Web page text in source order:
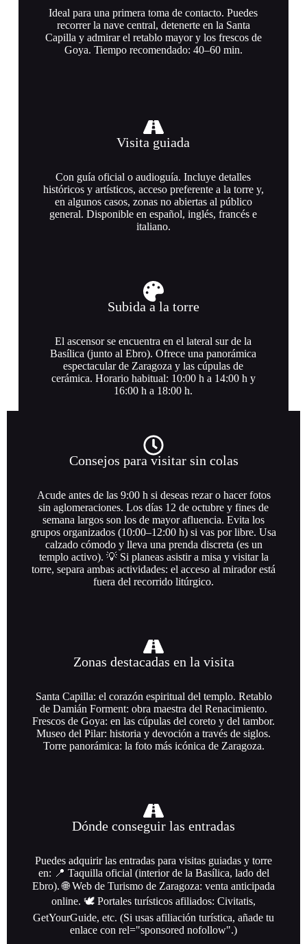
recorridos
recomendados
Ideal para una primera toma de contacto. Puedes
recorrer la nave central, detenerte en la Santa
Capilla y admirar el retablo mayor y los frescos de
Goya. Tiempo recomendado: 40–60 min.
Visita guiada
Con guía oficial o audioguía. Incluye detalles
históricos y artísticos, acceso preferente a la torre y,
en algunos casos, zonas no abiertas al público
general. Disponible en español, inglés, francés e
italiano.
Subida a la torre
El ascensor se encuentra en el lateral sur de la
Basílica (junto al Ebro). Ofrece una panorámica
espectacular de Zaragoza y las cúpulas de
cerámica. Horario habitual: 10:00 h a 14:00 h y
16:00 h a 18:00 h.
Más información
Consejos para visitar sin colas
Acude antes de las 9:00 h si deseas rezar o hacer fotos
sin aglomeraciones. Los días 12 de octubre y fines de
semana largos son los de mayor afluencia. Evita los
grupos organizados (10:00–12:00 h) si vas por libre. Usa
calzado cómodo y lleva una prenda discreta (es un
templo activo). 💡 Si planeas asistir a misa y visitar la
torre, separa ambas actividades: el acceso al mirador está
fuera del recorrido litúrgico.
Zonas destacadas en la visita
Santa Capilla: el corazón espiritual del templo. Retablo
de Damián Forment: obra maestra del Renacimiento.
Frescos de Goya: en las cúpulas del coreto y del tambor.
Museo del Pilar: historia y devoción a través de siglos.
Torre panorámica: la foto más icónica de Zaragoza.
Dónde conseguir las entradas
Puedes adquirir las entradas para visitas guiadas y torre
en: 📍 Taquilla oficial (interior de la Basílica, lado del
Ebro). 🌐 Web de Turismo de Zaragoza: venta anticipada
online. 🕊️ Portales turísticos afiliados: Civitatis,
GetYourGuide, etc. (Si usas afiliación turística, añade tu
enlace con rel="sponsored nofollow".)